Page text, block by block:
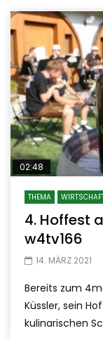
02:48
THEMA
4. Hoffest
w4tv166
14. MÄRZ 2021
Bereits zum
Küssler, sein
kulinarischen